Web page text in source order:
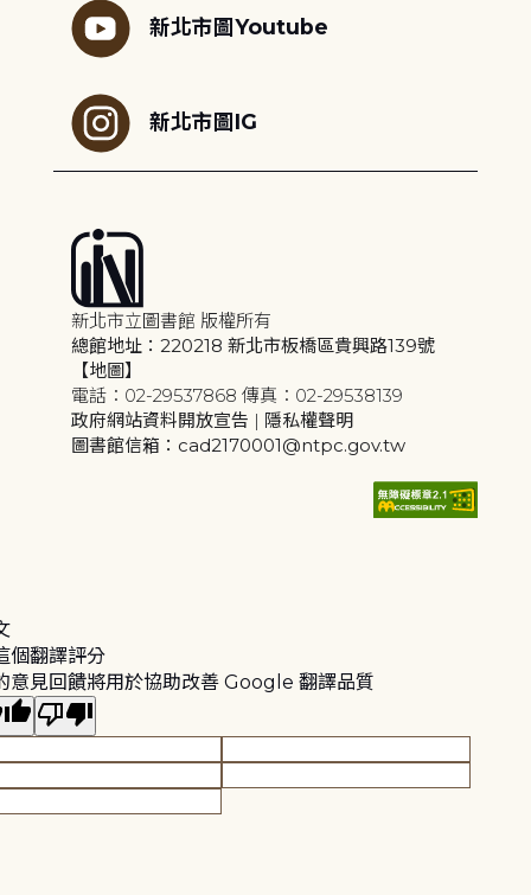
新北市圖Youtube
新北市圖IG
新北市立圖書館 版權所有
總館地址：220218 新北市板橋區貴興路139號
【地圖】
電話：02-29537868 傳真：02-29538139
政府網站資料開放宣告 | 隱私權聲明
圖書館信箱：cad2170001@ntpc.gov.tw
個翻譯評分
意見回饋將用於協助改善 Google 翻譯品質